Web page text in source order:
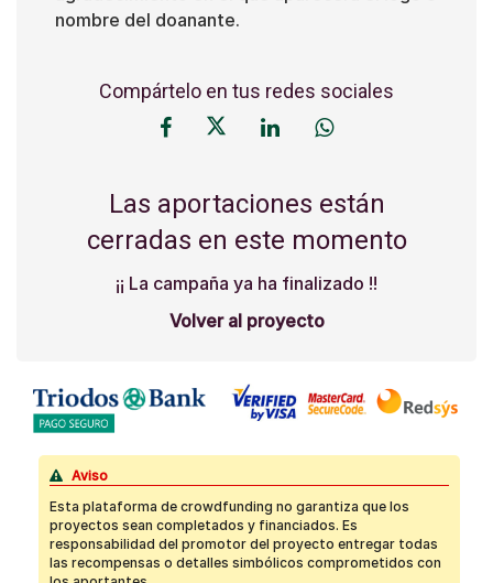
nombre del doanante.
Compártelo en tus redes sociales
Las aportaciones están
cerradas en este momento
¡¡ La campaña ya ha finalizado !!
Volver al proyecto
Aviso
Esta plataforma de crowdfunding no garantiza que los
proyectos sean completados y financiados. Es
responsabilidad del promotor del proyecto entregar todas
las recompensas o detalles simbólicos comprometidos con